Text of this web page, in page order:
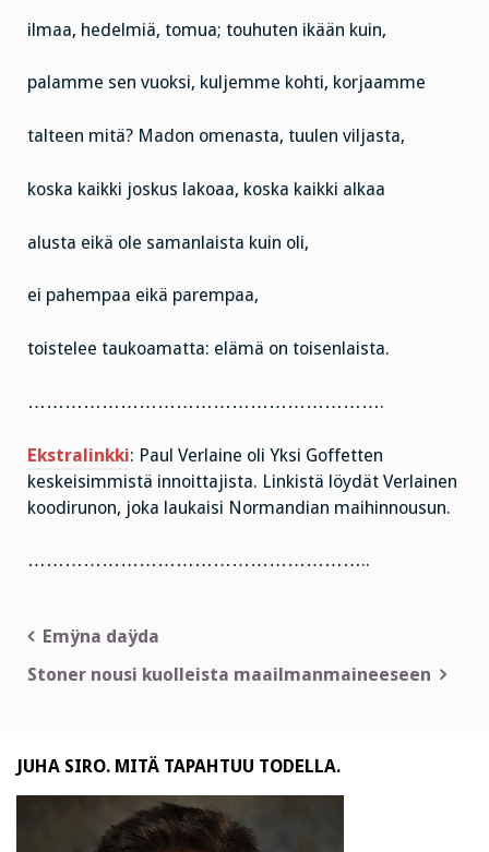
ilmaa, hedelmiä, tomua; touhuten ikään kuin,
palamme sen vuoksi, kuljemme kohti, korjaamme
talteen mitä? Madon omenasta, tuulen viljasta,
koska kaikki joskus lakoaa, koska kaikki alkaa
alusta eikä ole samanlaista kuin oli,
ei pahempaa eikä parempaa,
toistelee taukoamatta: elämä on toisenlaista.
………………………………………………….
Ekstralinkki: Paul Verlaine oli Yksi Goffetten
keskeisimmistä innoittajista. Linkistä löydät Verlainen
koodirunon, joka laukaisi Normandian maihinnousun.
………………………………………………..
Artikkelien
selaus
Emÿna daÿda
Stoner nousi kuolleista maailmanmaineeseen
JUHA SIRO. MITÄ TAPAHTUU TODELLA.